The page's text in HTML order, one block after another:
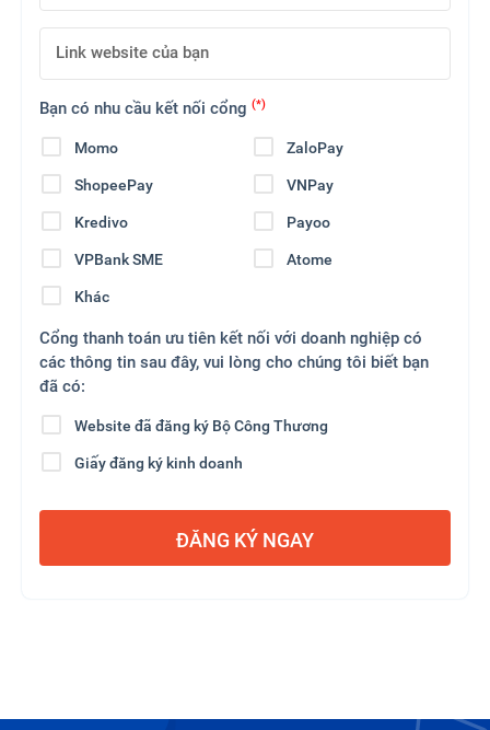
Link website của bạn
Bạn có nhu cầu kết nối cổng (*)
Momo ZaloPay
ShopeePay VNPay
Kredivo Payoo
VPBank SME Atome
Khác
Cổng thanh toán ưu tiên kết nối với doanh nghiệp có
các thông tin sau đây, vui lòng cho chúng tôi biết bạn
đã có:
Website đã đăng ký Bộ Công Thương
Giấy đăng ký kinh doanh
ĐĂNG KÝ NGAY